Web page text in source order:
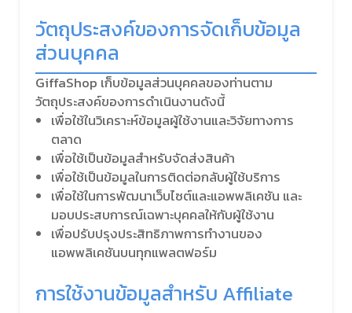
วัตถุประสงค์ของการจัดเก็บข้อมูล
ส่วนบุคคล
GiffaShop เก็บข้อมูลส่วนบุคคลของท่านตาม
วัตถุประสงค์ของการดำเนินงานดังนี้
เพื่อใช้ในวิเคราะห์ข้อมูลผู้ใช้งานและวิจัยทางการ
ตลาด
เพื่อใช้เป็นข้อมูลสำหรับจัดส่งสินค้า
เพื่อใช้เป็นข้อมูลในการติดต่อกลับผู้ใช้บริการ
เพื่อใช้ในการพัฒนาเว็บไซต์และแอพพลิเคชัน และ
มอบประสบการณ์เฉพาะบุคคลให้กับผู้ใช้งาน
เพื่อปรับปรุงประสิทธิภาพการทำงานของ
แอพพลิเคชันบนทุกแพลตฟอร์ม
การใช้งานข้อมูลสำหรับ Affiliate